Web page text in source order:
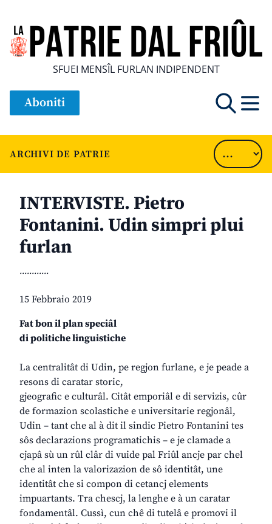
SFUEI MENSÎL FURLAN INDIPENDENT
Aboniti
ARCHIVI DE PATRIE
INTERVISTE. Pietro
Fontanini. Udin simpri plui
furlan
............
15 Febbraio 2019
Fat bon il plan speciâl
di politiche linguistiche
La centralitât di Udin, pe regjon furlane, e je peade a
resons di caratar storic,
gjeografic e culturâl. Citât emporiâl e di servizis, cûr
de formazion scolastiche e universitarie regjonâl,
Udin – tant che al à dit il sindic Pietro Fontanini tes
sôs declarazions programatichis – e je clamade a
cjapâ sù un rûl clâr di vuide pal Friûl ancje par chel
che al inten la valorizazion de sô identitât, une
identitât che si compon di cetancj elements
impuartants. Tra chescj, la lenghe e à un caratar
fondamentâl. Cussì, cun chê di tutelâ e promovi il